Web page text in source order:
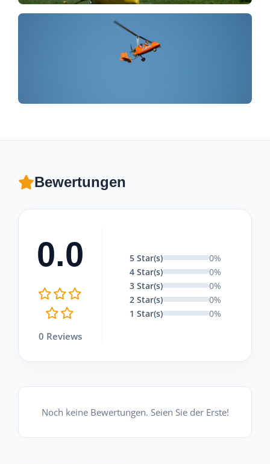
Bewertungen
0.0
0 Reviews
5 Star(s)
0%
4 Star(s)
0%
3 Star(s)
0%
2 Star(s)
0%
1 Star(s)
0%
Noch keine Bewertungen. Seien Sie der Erste!